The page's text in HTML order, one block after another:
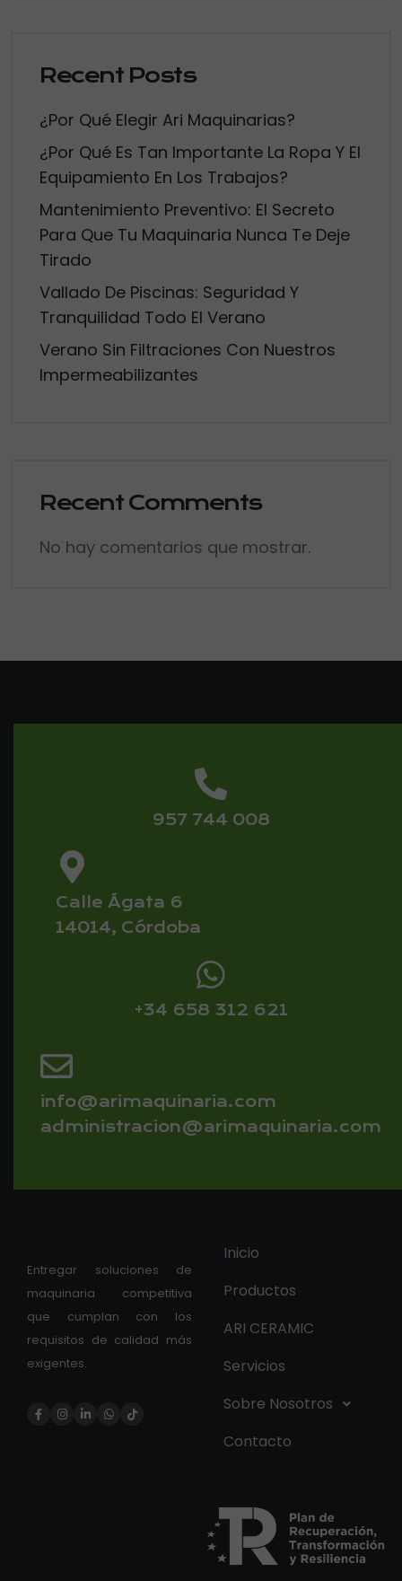
Recent Posts
¿Por Qué Elegir Ari Maquinarias?
¿Por Qué Es Tan Importante La Ropa Y El
Equipamiento En Los Trabajos?
Mantenimiento Preventivo: El Secreto
Para Que Tu Maquinaria Nunca Te Deje
Tirado
Vallado De Piscinas: Seguridad Y
Tranquilidad Todo El Verano
Verano Sin Filtraciones Con Nuestros
Impermeabilizantes
Recent Comments
No hay comentarios que mostrar.
957 744 008
Calle Ágata 6
14014, Córdoba
+34 658 312 621
info@arimaquinaria.com
administracion@arimaquinaria.com
Entregar soluciones de
maquinaria competitiva
que cumplan con los
requisitos de calidad más
exigentes.
Inicio
Productos
ARI CERAMIC
Servicios
Sobre Nosotros
Contacto